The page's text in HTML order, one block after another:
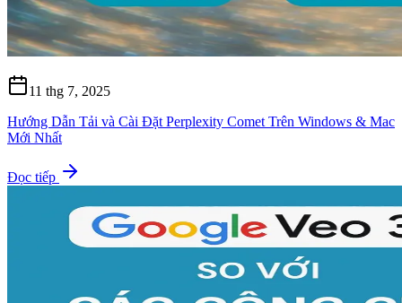
11 thg 7, 2025
Hướng Dẫn Tải và Cài Đặt Perplexity Comet Trên Windows & Mac
Mới Nhất
Đọc tiếp